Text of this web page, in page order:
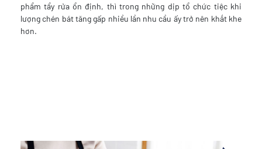
phẩm tẩy rửa ổn định, thì trong những dịp tổ chức tiệc khi
lượng chén bát tăng gấp nhiều lần nhu cầu ấy trở nên khắt khe
hơn.